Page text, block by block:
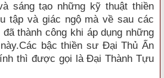
sáng tạo những kỹ thuật thiền
tập và giác ngộ mà về sau các
thành công khi áp dụng những
bậc thiền sư Ðại Thủ Ấn
thì được gọi là Ðại Thành Tựu